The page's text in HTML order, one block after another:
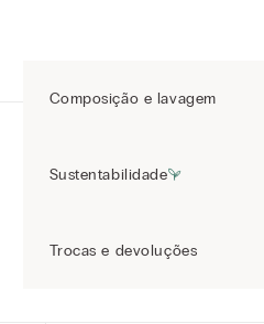
Composição e lavagem
Sustentabilidade
Trocas e devoluções